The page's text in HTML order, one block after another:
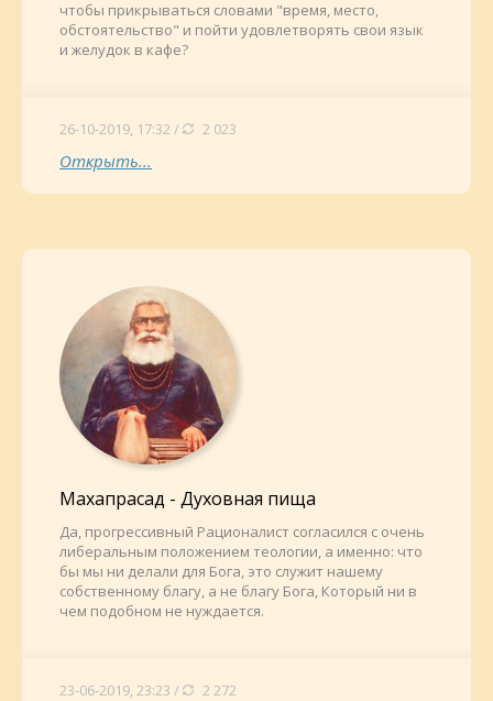
чтобы прикрываться словами "время, место,
обстоятельство" и пойти удовлетворять свои язык
и желудок в кафе?
26-10-2019, 17:32 / 2 023
Открыть...
Махапрасад - Духовная пища
Да, прогрессивный Рационалист согласился с очень
либеральным положением теологии, а именно: что
бы мы ни делали для Бога, это служит нашему
собственному благу, а не благу Бога, Который ни в
чем подобном не нуждается.
23-06-2019, 23:23 / 2 272